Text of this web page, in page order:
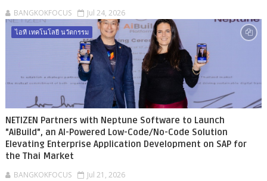
BANGKOKFOCUS Jul 24, 2026
ไอที เทคโนโลยี นวัตกรรม
NETIZEN Partners with Neptune Software to Launch
"AiBuild", an AI-Powered Low-Code/No-Code Solution
Elevating Enterprise Application Development on SAP for
the Thai Market
BANGKOKFOCUS Jul 21, 2026